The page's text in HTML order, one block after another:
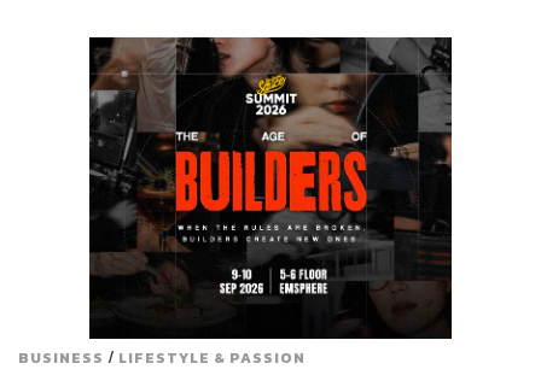
BUSINESS / LIFESTYLE & PASSION